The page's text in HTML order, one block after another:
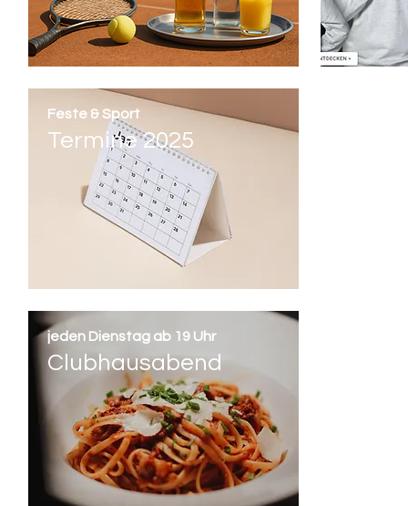
Termine 2025
Feste & Sport
Clubhausabend
jeden Dienstag ab 19 Uhr